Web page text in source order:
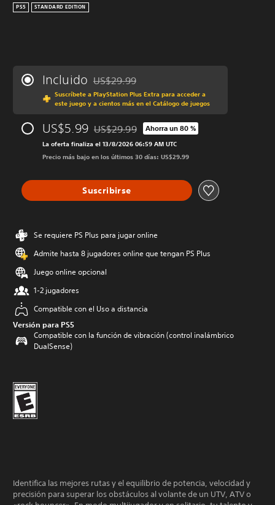
PS5 STANDARD EDITION
Incluido Rebajado del precio original de US$29.99
US$29.99
Suscríbete a PlayStation Plus Extra para acceder a
este juego y a cientos más en el Catálogo de juegos
US$5.99 Rebajado del precio original de US$29.99
US$29.99 Ahorra un 80 %
La oferta finaliza el 13/8/2026 06:59 AM UTC
Precio más bajo en los últimos 30 días: US$29.99
Suscribirse
Se requiere PS Plus para jugar online
Admite hasta 8 jugadores online que tengan PS Plus
Juego online opcional
1-2 jugadores
Compatible con el Uso a distancia
Versión para PS5
Compatible con la función de vibración (control inalámbrico
DualSense)
Identifica las mejores rutas y el equilibrio de potencia, velocidad y
precisión para superar los obstáculos al volante de un UTV, ATV o